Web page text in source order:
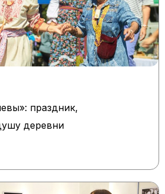
праздник,
деревни